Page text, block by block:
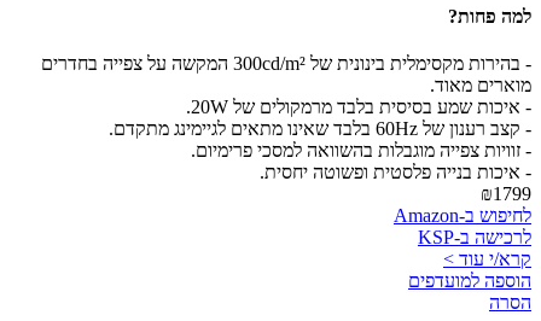
למה פחות?
- בהירות מקסימלית בינונית של 300cd/m² המקשה על צפייה בחדרים
מוארים מאוד.
- איכות שמע בסיסית בלבד מרמקולים של 20W.
- קצב רענון של 60Hz בלבד שאינו מתאים לגיימינג מתקדם.
- זוויות צפייה מוגבלות בהשוואה למסכי פרימיום.
- איכות בנייה פלסטית ופשוטה יחסית.
₪1799
לחיפוש ב-Amazon
לרכישה ב-KSP
קרא/י עוד >
הוספה למועדפים
הסרה